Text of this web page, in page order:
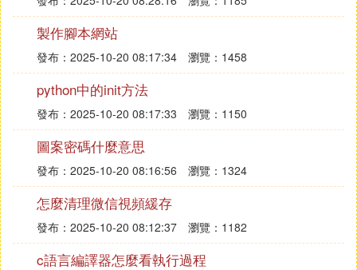
製作腳本網站
發布：2025-10-20 08:17:34 瀏覽：1458
python中的init方法
發布：2025-10-20 08:17:33 瀏覽：1150
圖案密碼什麼意思
發布：2025-10-20 08:16:56 瀏覽：1324
怎麼清理微信視頻緩存
發布：2025-10-20 08:12:37 瀏覽：1182
c語言編譯器怎麼看執行過程